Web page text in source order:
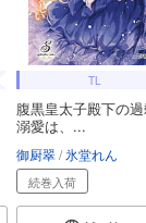
TL
腹黒皇太子殿下の
溺愛は、...
御厨翠 氷堂れん
続巻入荷